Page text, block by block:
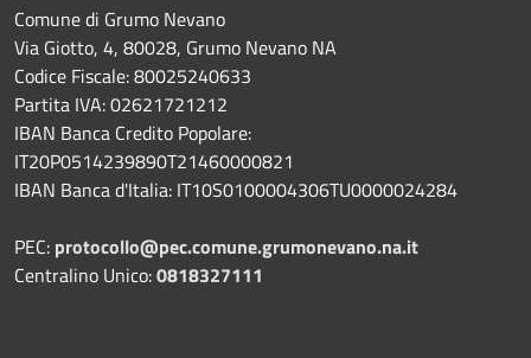
Comune di Grumo Nevano
Via Giotto, 4, 80028, Grumo Nevano NA
Codice Fiscale: 80025240633
Partita IVA: 02621721212
IBAN Banca Credito Popolare:
IT20P0514239890T21460000821
IBAN Banca d'Italia: IT10S0100004306TU0000024284
PEC: protocollo@pec.comune.grumonevano.na.it
Centralino Unico:0818327111